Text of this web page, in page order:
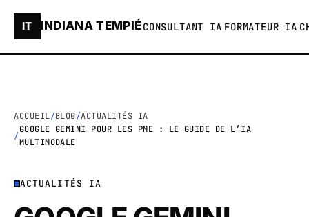
IT INDIANA TEMPIÉCONSULTANT IA FORMATEUR IA
ACCUEIL BLOG ACTUALITÉS IA
GOOGLE GEMINI POUR LES PME : LE GUIDE DE L’IA
MULTIMODALE
ACTUALITÉS IA